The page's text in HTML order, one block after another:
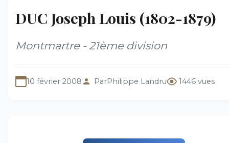
DUC Joseph Louis (1802-1879)
Montmartre - 21ème division
10 février 2008 ParPhilippe Landru 1446 vues